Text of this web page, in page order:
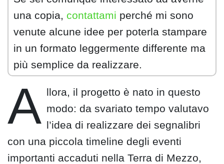
una copia, contattami perché mi sono
venute alcune idee per poterla stampare
in un formato leggermente differente ma
più semplice da realizzare.
A llora, il progetto è nato in questo
modo: da svariato tempo valutavo
l’idea di realizzare dei segnalibri
con una piccola timeline degli eventi
importanti accaduti nella Terra di Mezzo,